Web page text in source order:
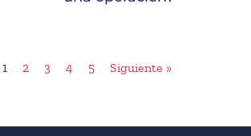
1 2 3 4 5 Siguiente »